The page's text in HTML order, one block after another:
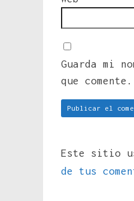
Guarda mi
que comente.
Este sitio
de tus